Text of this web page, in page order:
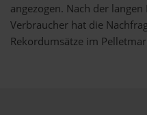
angezogen. Nach der
Verbraucher hat die
Rekordumsätze im